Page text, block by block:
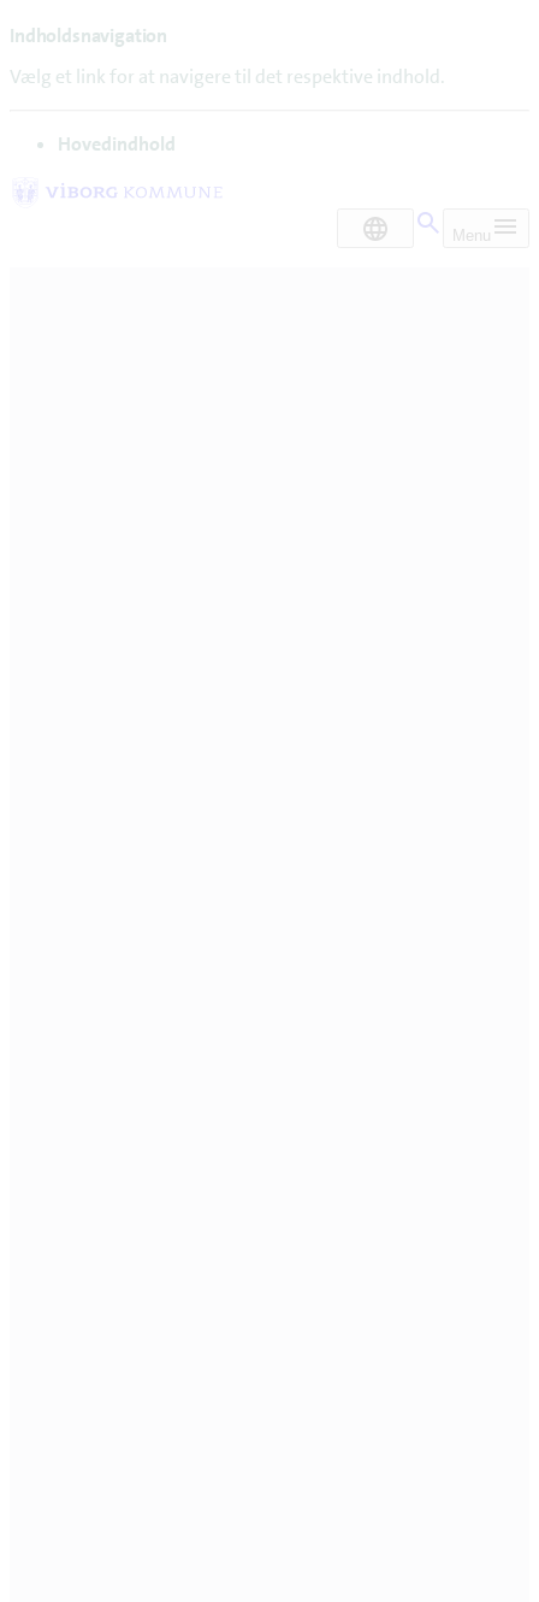
Indholdsnavigation
Vælg et link for at navigere til det respektive indhold.
gå til
Hovedindhold
DA Menu